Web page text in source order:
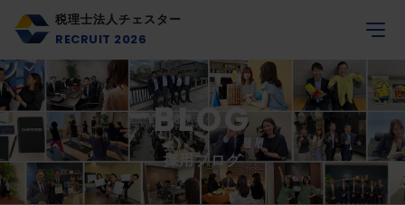
税理士法人チェスター
RECRUIT 2026
BLOG
採用ブログ